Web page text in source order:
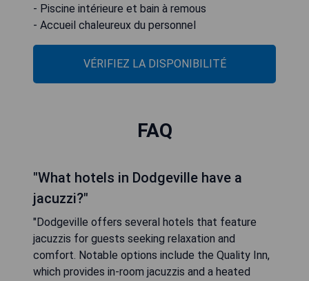
- Piscine intérieure et bain à remous
- Accueil chaleureux du personnel
VÉRIFIEZ LA DISPONIBILITÉ
FAQ
"What hotels in Dodgeville have a
jacuzzi?"
"Dodgeville offers several hotels that feature
jacuzzis for guests seeking relaxation and
comfort. Notable options include the Quality Inn,
which provides in-room jacuzzis and a heated